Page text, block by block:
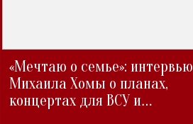
«Мечтаю о семье»: интервью
Михаила Хомы о планах,
концертах для ВСУ и